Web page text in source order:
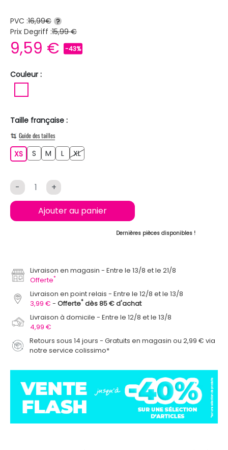
PVC :16,99€ ?
Prix Degriff :15,99 €
9,59 € -43%
Couleur :
Taille française :
Guide des tailles
XSXS S M L XLXL
- +
Ajouter au panier
Dernières pièces disponibles !
Livraison en magasin
Entre le 13/8 et le 21/8
Offerte*
Livraison en point relais
Entre le 12/8 et le 13/8
3,99 €
Offerte* dès 85 € d'achat
Livraison à domicile
Entre le 12/8 et le 13/8
4,99 €
Retours sous 14 jours - Gratuits en magasin ou 2,99 € via
notre service colissimo*